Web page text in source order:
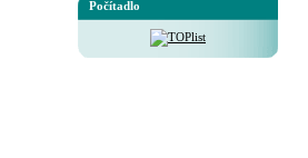
Počítadlo